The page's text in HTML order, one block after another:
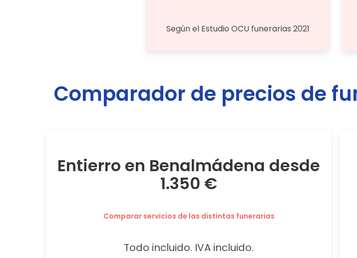
Según el Estudio OCU funerarias 2021
Comparador de precios de
Entierro en Benalmádena desde
1.350 €
Comparar servicios de las distintas funerarias
Todo incluido. IVA incluido.